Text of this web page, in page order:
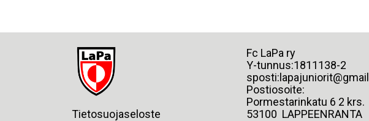
Tietosuojaseloste
Fc LaPa ry
Y-tunnus:1811138-2
Postiosoite:
Pormestarinkatu 6 2 krs.
53100 LAPPEENRANTA